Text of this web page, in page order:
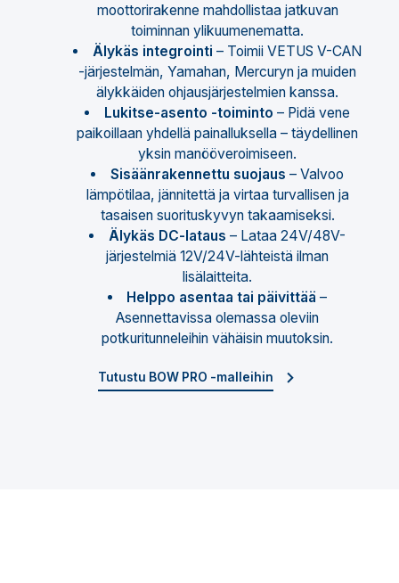
moottorirakenne mahdollistaa jatkuvan
toiminnan ylikuumenematta.
Älykäs integrointi – Toimii VETUS V-CAN
-järjestelmän, Yamahan, Mercuryn ja muiden
älykkäiden ohjausjärjestelmien kanssa.
Lukitse-asento -toiminto – Pidä vene
paikoillaan yhdellä painalluksella – täydellinen
yksin manööveroimiseen.
Sisäänrakennettu suojaus – Valvoo
lämpötilaa, jännitettä ja virtaa turvallisen ja
tasaisen suorituskyvyn takaamiseksi.
Älykäs DC-lataus – Lataa 24V/48V-
järjestelmiä 12V/24V-lähteistä ilman
lisälaitteita.
Helppo asentaa tai päivittää –
Asennettavissa olemassa oleviin
potkuritunneleihin vähäisin muutoksin.
Tutustu BOW PRO -malleihin